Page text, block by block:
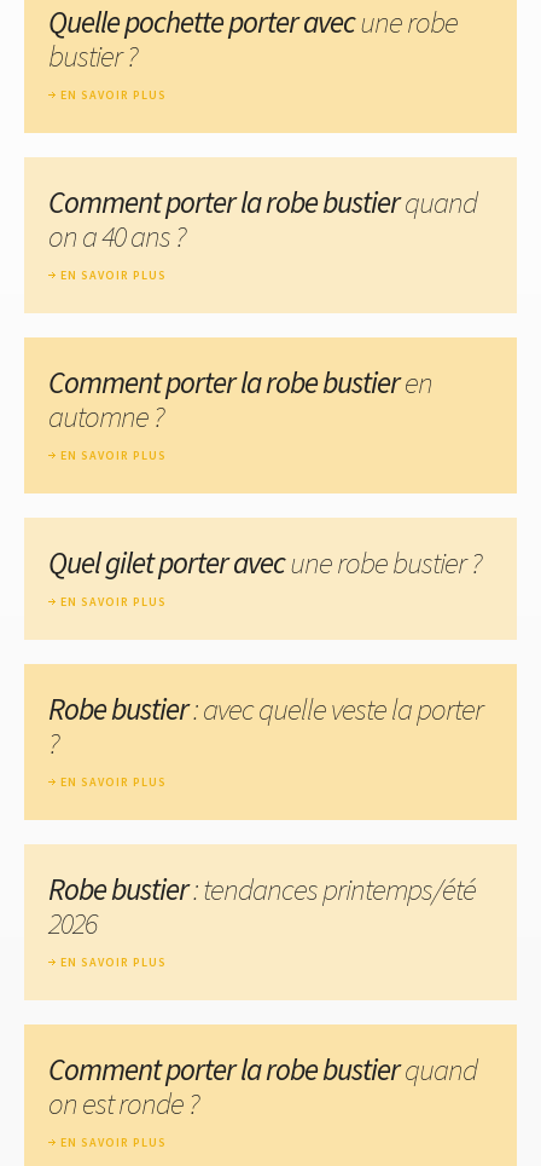
Quelle pochette porter avecune robe
bustier ?
EN SAVOIR PLUS
Comment porter la robe bustierquand
on a 40 ans ?
EN SAVOIR PLUS
Comment porter la robe bustieren
automne ?
EN SAVOIR PLUS
Quel gilet porter avecune robe bustier ?
EN SAVOIR PLUS
Robe bustier: avec quelle veste la porter
?
EN SAVOIR PLUS
Robe bustier: tendances printemps/été
2026
EN SAVOIR PLUS
Comment porter la robe bustierquand
on est ronde ?
EN SAVOIR PLUS